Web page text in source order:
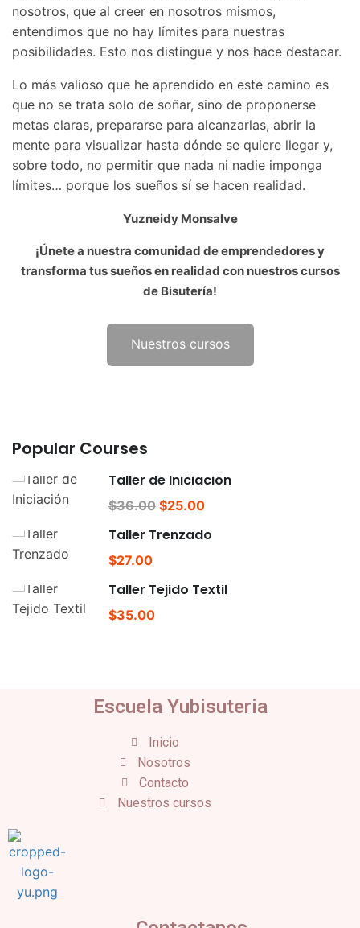
nosotros, que al creer en nosotros mismos,
entendimos que no hay límites para nuestras
posibilidades. Esto nos distingue y nos hace destacar.
Lo más valioso que he aprendido en este camino es
que no se trata solo de soñar, sino de proponerse
metas claras, prepararse para alcanzarlas, abrir la
mente para visualizar hasta dónde se quiere llegar y,
sobre todo, no permitir que nada ni nadie imponga
límites… porque los sueños sí se hacen realidad.
Yuzneidy Monsalve
¡Únete a nuestra comunidad de emprendedores y
transforma tus sueños en realidad con nuestros cursos
de Bisutería!
Nuestros cursos
Popular Courses
Taller de Iniciación
$36.00 $25.00
Taller Trenzado
$27.00
Taller Tejido Textil
$35.00
Escuela Yubisuteria
Inicio
Nosotros
Contacto
Nuestros cursos